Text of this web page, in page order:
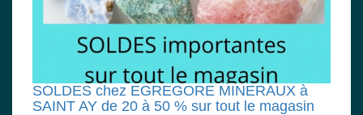
SOLDES chez EGREGORE MINERAUX à
SAINT AY de 20 à 50 % sur tout le magasin